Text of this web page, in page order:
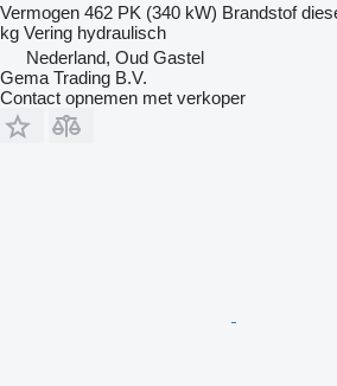
Vermogen 462 PK (340 kW) Brandstof
kg Vering hydraulisch
Nederland, Oud Gastel
Gema Trading B.V.
Contact opnemen met verkoper